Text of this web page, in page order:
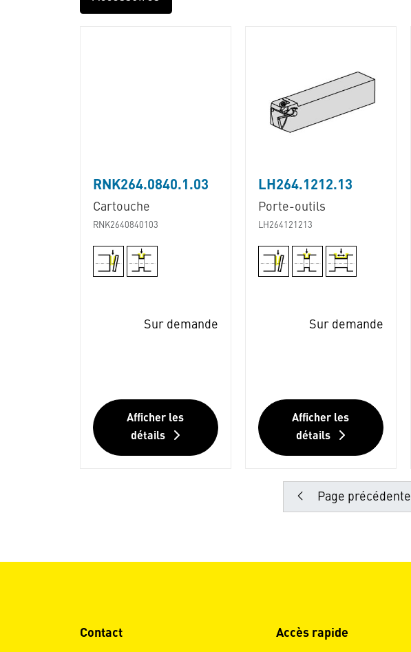
RNK264.0840.1.03
Cartouche
RNK2640840103
Sur demande
Afficher les
détails
LH264.1212.13
Porte-outils
LH264121213
Sur demande
Afficher les
détails
Page précédente
Contact Accès rapide